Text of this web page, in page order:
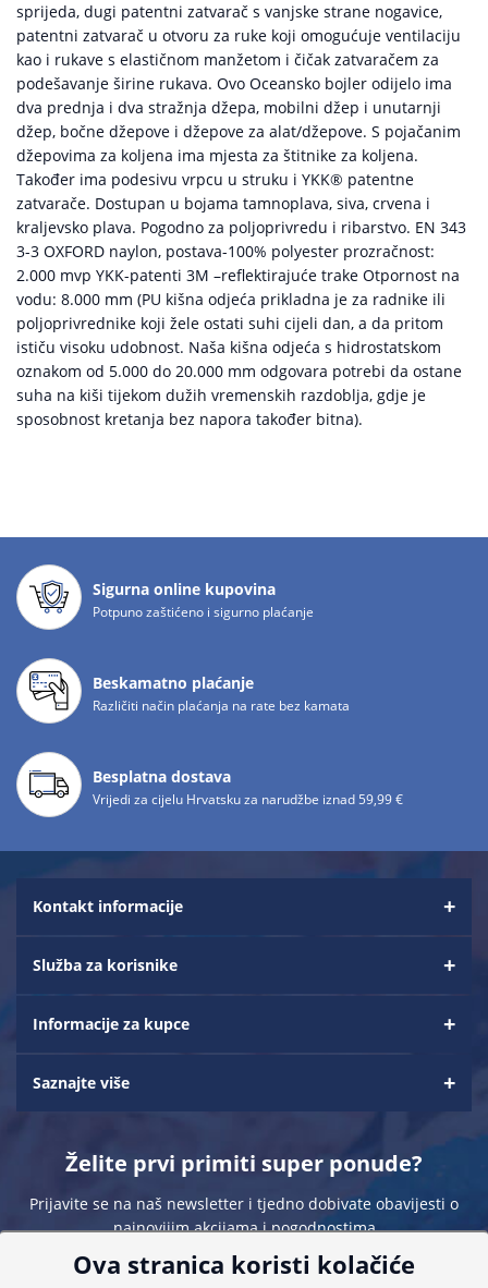
sprijeda, dugi patentni zatvarač s vanjske strane nogavice,
patentni zatvarač u otvoru za ruke koji omogućuje ventilaciju
kao i rukave s elastičnom manžetom i čičak zatvaračem za
podešavanje širine rukava. Ovo Oceansko bojler odijelo ima
dva prednja i dva stražnja džepa, mobilni džep i unutarnji
džep, bočne džepove i džepove za alat/džepove. S pojačanim
džepovima za koljena ima mjesta za štitnike za koljena.
Također ima podesivu vrpcu u struku i YKK® patentne
zatvarače. Dostupan u bojama tamnoplava, siva, crvena i
kraljevsko plava. Pogodno za poljoprivredu i ribarstvo. EN 343
3-3 OXFORD naylon, postava-100% polyester prozračnost:
2.000 mvp YKK-patenti 3M –reflektirajuće trake Otpornost na
vodu: 8.000 mm (PU kišna odjeća prikladna je za radnike ili
poljoprivrednike koji žele ostati suhi cijeli dan, a da pritom
ističu visoku udobnost. Naša kišna odjeća s hidrostatskom
oznakom od 5.000 do 20.000 mm odgovara potrebi da ostane
suha na kiši tijekom dužih vremenskih razdoblja, gdje je
sposobnost kretanja bez napora također bitna).
Sigurna online kupovina
Potpuno zaštićeno i sigurno plaćanje
Beskamatno plaćanje
Različiti način plaćanja na rate bez kamata
Besplatna dostava
Vrijedi za cijelu Hrvatsku za narudžbe iznad 59,99 €
Kontakt informacije
Služba za korisnike
Informacije za kupce
Saznajte više
Želite prvi primiti super ponude?
Prijavite se na naš newsletter i tjedno dobivate obavijesti o
najnovijim akcijama i pogodnostima
Ova stranica koristi kolačiće